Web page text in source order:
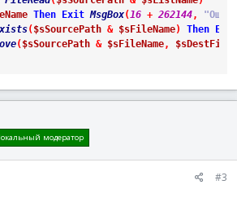
Then Exit MsgBox(16 + 262144,
($sSourcePath & $sFileName) Then
Exit
($sSourcePath & $sFileName,
модератор
#3